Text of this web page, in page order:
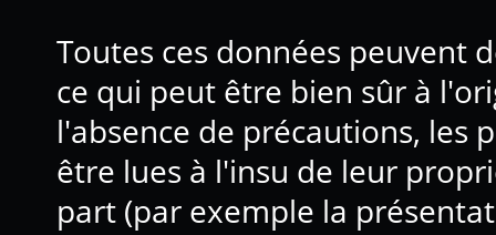
Toutes ces données peuvent
ce qui peut être bien sûr à
l'absence de précautions, les
être lues à l'insu de leur
part (par exemple la